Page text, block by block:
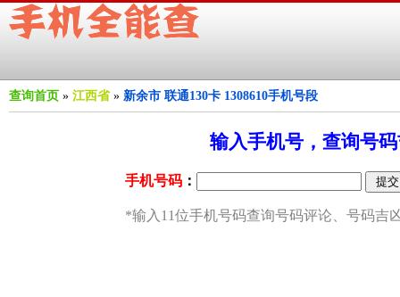
查询首页 » 江西省 » 新余市 联通130卡 1308610手机号段
输入手机号，查询号